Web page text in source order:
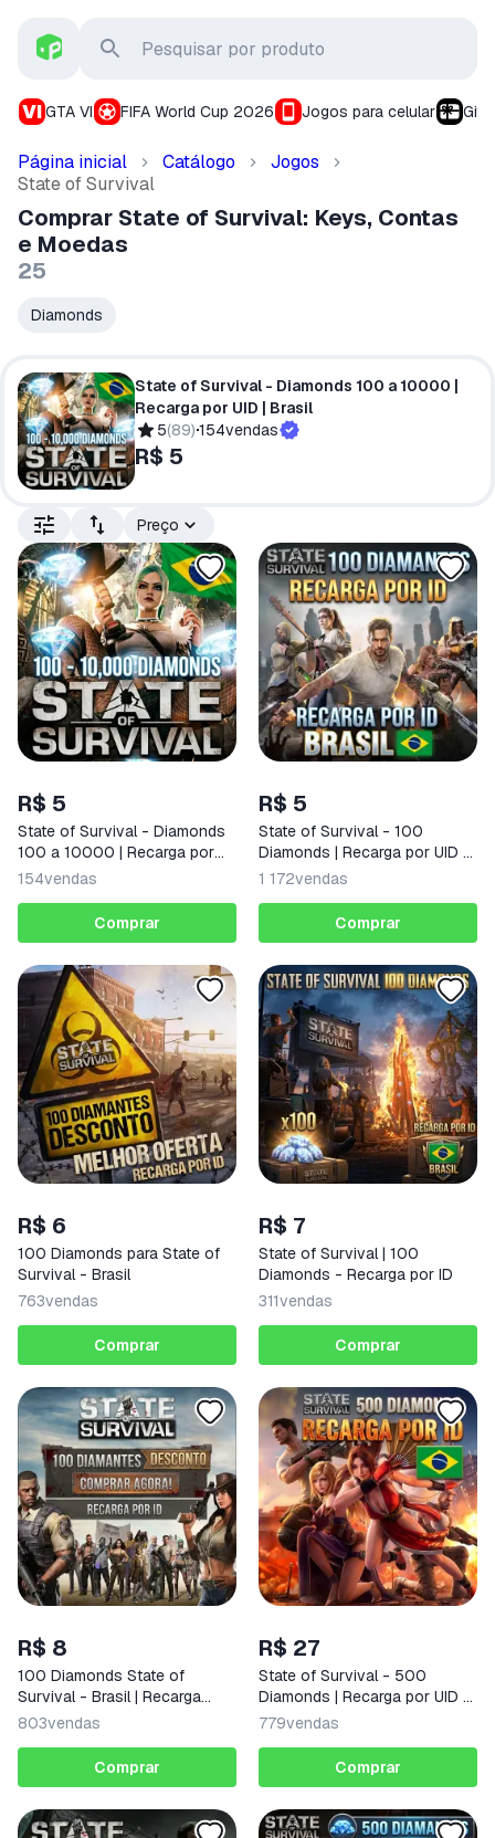
GTA VI FIFA World Cup 2026 Jogos para celular Gift
Página inicial Catálogo
Jogos
State of Survival
Comprar State of Survival: Keys, Contas
e Moedas
25
Diamonds
State of Survival - Diamonds 100 a 10000 |
Recarga por UID | Brasil
5(89) 154vendas
R$ 5
Preço
R$ 5
State of Survival - Diamonds
100 a 10000 | Recarga por
UID | Brasil
154vendas
Comprar
R$ 5
State of Survival - 100
Diamonds | Recarga por UID -
Brasil
1 172vendas
Comprar
R$ 6
100 Diamonds para State of
Survival - Brasil
763vendas
Comprar
R$ 7
State of Survival | 100
Diamonds - Recarga por ID
311vendas
Comprar
R$ 8
100 Diamonds State of
Survival - Brasil | Recarga
Manual
803vendas
Comprar
R$ 27
State of Survival - 500
Diamonds | Recarga por UID -
Brasil
779vendas
Comprar